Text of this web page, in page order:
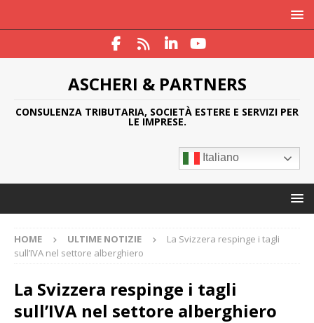
ASCHERI & PARTNERS
CONSULENZA TRIBUTARIA, SOCIETÀ ESTERE E SERVIZI PER
LE IMPRESE.
Italiano
HOME ULTIME NOTIZIE
La Svizzera respinge i tagli
sull’IVA nel settore alberghiero
La Svizzera respinge i tagli
sull’IVA nel settore alberghiero